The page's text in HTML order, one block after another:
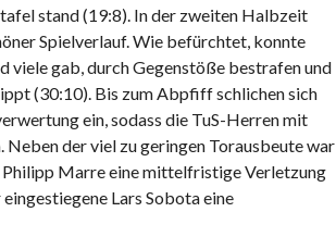
stand (19:8). In der zweiten Halbzeit
Spielverlauf. Wie befürchtet, konnte
viele gab, durch Gegenstöße bestrafen und
(30:10). Bis zum Abpfiff schlichen sich
ein, sodass die TuS-Herren mit
der viel zu geringen Torausbeute war
Marre eine mittelfristige Verletzung
Lars Sobota eine